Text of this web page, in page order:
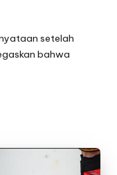
setelah
bahwa